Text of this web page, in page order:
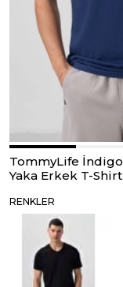
TommyLife İndigo
Yaka Erkek T-Shirt
RENKLER